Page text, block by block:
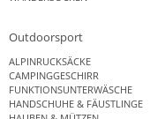
Outdoorsport
ALPINRUCKSÄCKE
CAMPINGGESCHIRR
FUNKTIONSUNTERWÄSCHE
HANDSCHUHE & FÄUSTLINGE